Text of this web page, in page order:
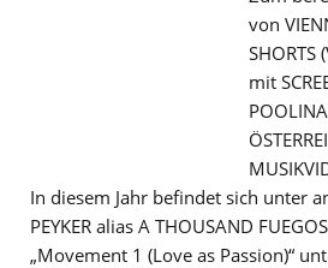
von
SHORTS
mit
In diesem Jahr befindet sich unter
PEYKER alias A THOUSAND
„Movement 1 (Love as Passion)“